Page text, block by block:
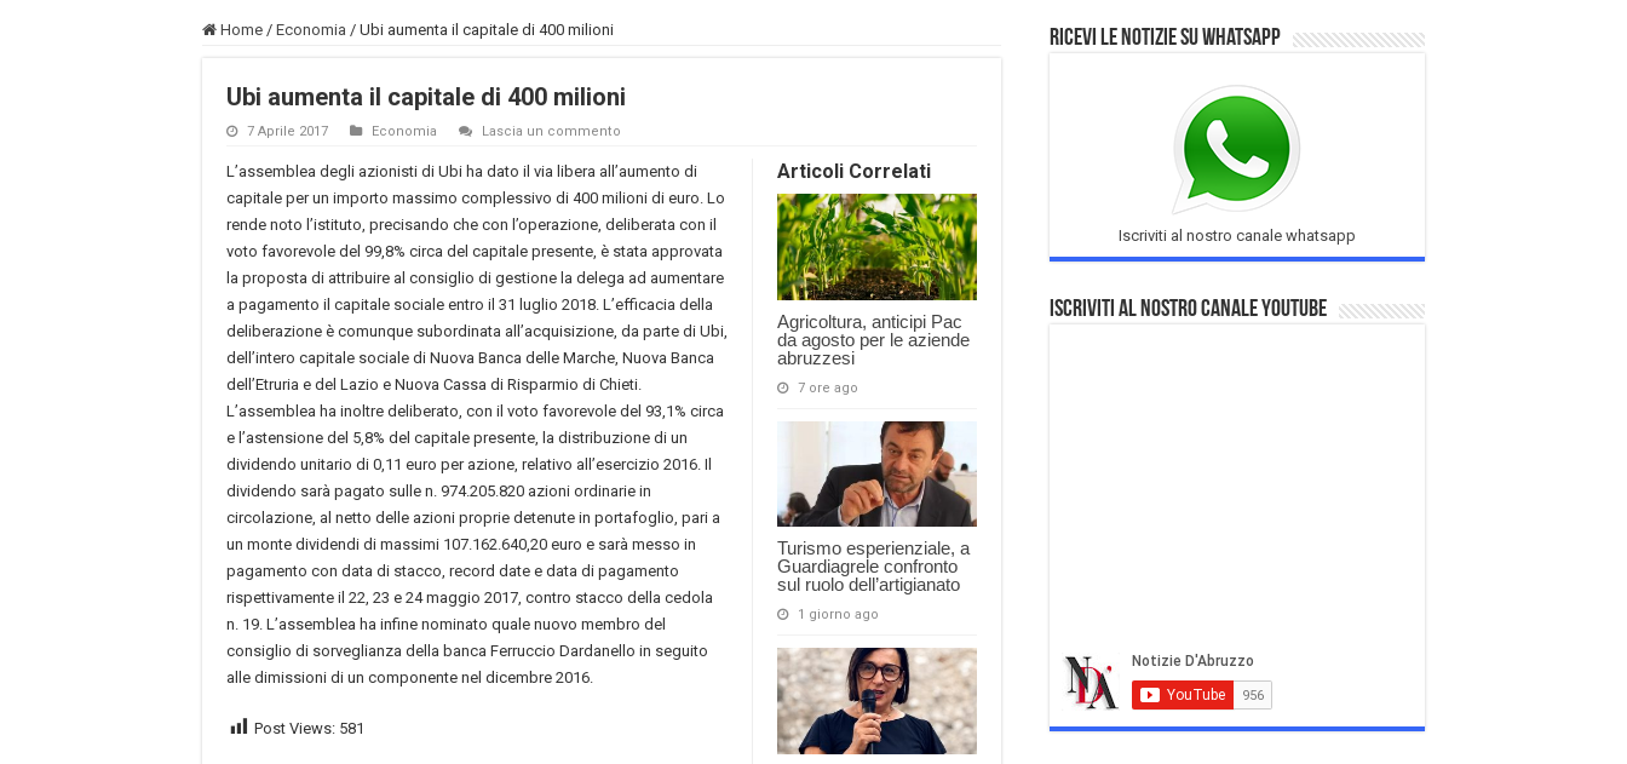
Home / Economia / Ubi aumenta il capitale di 400 milioni
Ubi aumenta il capitale di 400 milioni
7 Aprile 2017 Economia Lascia un commento
Articoli Correlati
Agricoltura, anticipi Pac
da agosto per le aziende
abruzzesi
7 ore ago
Turismo esperienziale, a
Guardiagrele confronto
sul ruolo dell’artigianato
1 giorno ago
L’assemblea degli azionisti di Ubi ha dato il via libera all’aumento di
capitale per un importo massimo complessivo di 400 milioni di euro. Lo
rende noto l’istituto, precisando che con l’operazione, deliberata con il
voto favorevole del 99,8% circa del capitale presente, è stata approvata
la proposta di attribuire al consiglio di gestione la delega ad aumentare
a pagamento il capitale sociale entro il 31 luglio 2018. L’efficacia della
deliberazione è comunque subordinata all’acquisizione, da parte di Ubi,
dell’intero capitale sociale di Nuova Banca delle Marche, Nuova Banca
dell’Etruria e del Lazio e Nuova Cassa di Risparmio di Chieti.
L’assemblea ha inoltre deliberato, con il voto favorevole del 93,1% circa
e l’astensione del 5,8% del capitale presente, la distribuzione di un
dividendo unitario di 0,11 euro per azione, relativo all’esercizio 2016. Il
dividendo sarà pagato sulle n. 974.205.820 azioni ordinarie in
circolazione, al netto delle azioni proprie detenute in portafoglio, pari a
un monte dividendi di massimi 107.162.640,20 euro e sarà messo in
pagamento con data di stacco, record date e data di pagamento
rispettivamente il 22, 23 e 24 maggio 2017, contro stacco della cedola
n. 19. L’assemblea ha infine nominato quale nuovo membro del
consiglio di sorveglianza della banca Ferruccio Dardanello in seguito
alle dimissioni di un componente nel dicembre 2016.
Post Views: 581
Ricevi le notizie su Whatsapp
Iscriviti al nostro canale whatsapp
Iscriviti al nostro Canale Youtube